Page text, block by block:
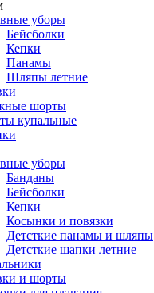
уборы
Бейсболки
Кепки
Панамы
Шляпы летние
шорты
купальные
уборы
Банданы
Бейсболки
Кепки
Косынки и повязки
Детсткие панамы и шляпы
Детсткие шапки летние
и шорты